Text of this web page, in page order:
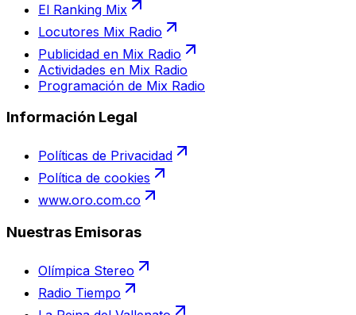
El Ranking Mix
Locutores Mix Radio
Publicidad en Mix Radio
Actividades en Mix Radio
Programación de Mix Radio
Información Legal
Políticas de Privacidad
Política de cookies
www.oro.com.co
Nuestras Emisoras
Olímpica Stereo
Radio Tiempo